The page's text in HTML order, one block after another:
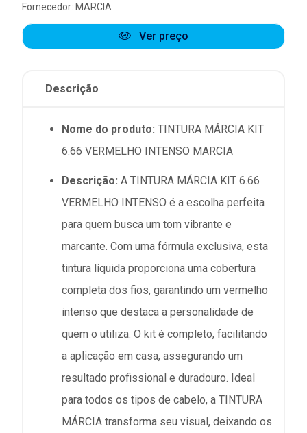
Fornecedor: MARCIA
Ver preço
Descrição
Nome do produto: TINTURA MÁRCIA KIT
6.66 VERMELHO INTENSO MARCIA
Descrição: A TINTURA MÁRCIA KIT 6.66
VERMELHO INTENSO é a escolha perfeita
para quem busca um tom vibrante e
marcante. Com uma fórmula exclusiva, esta
tintura líquida proporciona uma cobertura
completa dos fios, garantindo um vermelho
intenso que destaca a personalidade de
quem o utiliza. O kit é completo, facilitando
a aplicação em casa, assegurando um
resultado profissional e duradouro. Ideal
para todos os tipos de cabelo, a TINTURA
MÁRCIA transforma seu visual, deixando os